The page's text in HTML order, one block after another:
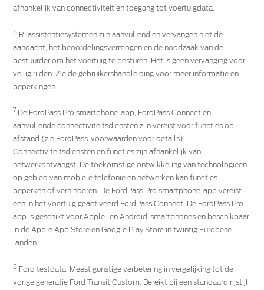
afhankelijk van connectiviteit en toegang tot voertuigdata.
6 Rijassistentiesystemen zijn aanvullend en vervangen niet de
aandacht, het beoordelingsvermogen en de noodzaak van de
bestuurder om het voertuig te besturen. Het is geen vervanging voor
veilig rijden. Zie de gebruikershandleiding voor meer informatie en
beperkingen.
7 De FordPass Pro smartphone-app, FordPass Connect en
aanvullende connectiviteitsdiensten zijn vereist voor functies op
afstand (zie FordPass-voorwaarden voor details).
Connectiviteitsdiensten en functies zijn afhankelijk van
netwerkontvangst. De toekomstige ontwikkeling van technologieën
op gebied van mobiele telefonie en netwerken kan functies
beperken of verhinderen. De FordPass Pro smartphone-app vereist
een in het voertuig geactiveerd FordPass Connect. De FordPass Pro-
app is geschikt voor Apple- en Android-smartphones en beschikbaar
in de Apple App Store en Google Play Store in twintig Europese
landen.
8 Ford testdata. Meest gunstige verbetering in vergelijking tot de
vorige generatie Ford Transit Custom. Bereikt bij een standaard rijstijl